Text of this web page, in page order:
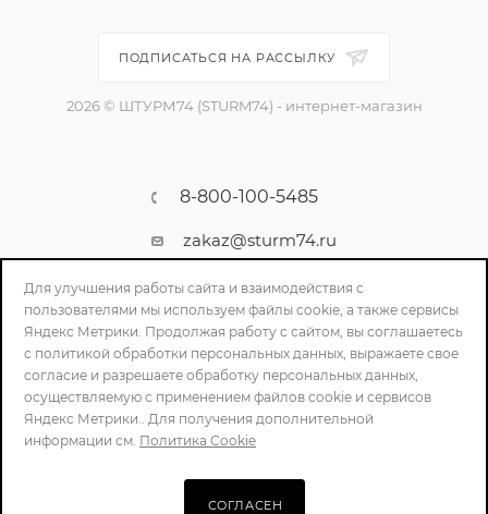
ПОДПИСАТЬСЯ НА РАССЫЛКУ
2026 © ШТУРМ74 (STURM74) - интернет-магазин
8-800-100-5485
zakaz@sturm74.ru
г. Челябинск, ул. Стартовая 34/1
ПОЛИТИКА КОНФИДЕНЦИАЛЬНОСТИ
Для улучшения работы сайта и взаимодействия с
пользователями мы используем файлы cookie, а также сервисы
Яндекс Метрики. Продолжая работу с сайтом, вы соглашаетесь
с политикой обработки персональных данных, выражаете свое
согласие и разрешаете обработку персональных данных,
осуществляемую с применением файлов cookie и сервисов
Яндекс Метрики.. Для получения дополнительной
информации см. Политика Cookie
СОГЛАСЕН